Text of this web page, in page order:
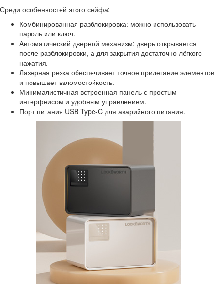
Среди особенностей этого сейфа:
Комбинированная разблокировка: можно использовать
пароль или ключ.
Автоматический дверной механизм: дверь открывается
после разблокировки, а для закрытия достаточно лёгкого
нажатия.
Лазерная резка обеспечивает точное прилегание элементов
и повышает взломостойкость.
Минималистичная встроенная панель с простым
интерфейсом и удобным управлением.
Порт питания USB Type-C для аварийного питания.